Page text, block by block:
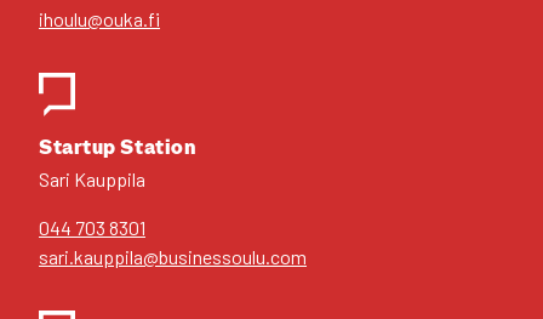
ihoulu@ouka.fi
Star­tup Sta­tion
Sari Kaup­pi­la
044 703 8301
sari.kauppila@businessoulu.com